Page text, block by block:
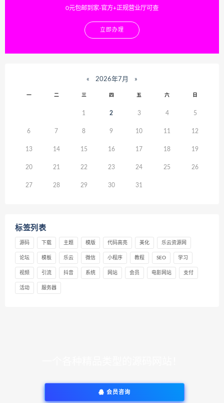
0元包邮到家-官方+正规营业厅可查
立即办理
« 2026年7月 »
一 二 三 四 五 六 日
1 2 3 4 5
6 7 8 9 10 11 12
13 14 15 16 17 18 19
20 21 22 23 24 25 26
27 28 29 30 31
标签列表
源码 下载 主题 模版 代码高亮 美化 乐云资源网
论坛 模板 乐云 微信 小程序 教程 SEO 学习
视频 引流 抖音 系统 网站 会员 电影网站 支付
活动 服务器
会员咨询